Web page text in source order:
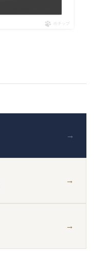
ポチップ
→
→
→